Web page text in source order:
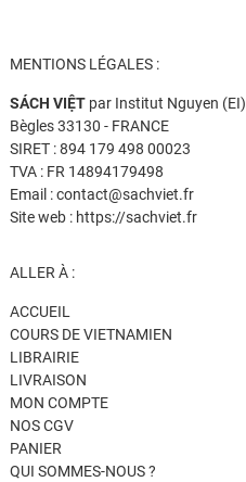
MENTIONS LÉGALES :
SÁCH VIỆTpar Institut Nguyen (EI)
Bègles 33130 - FRANCE
SIRET : 894 179 498 00023
TVA : FR 14894179498
Email : contact@sachviet.fr
Site web : https://sachviet.fr
ALLER À :
ACCUEIL
COURS DE VIETNAMIEN
LIBRAIRIE
LIVRAISON
MON COMPTE
NOS CGV
PANIER
QUI SOMMES-NOUS ?